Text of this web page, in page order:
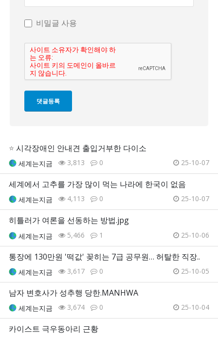
비밀글 사용
⭐ 시각장애인 안내견 출입거부한 다이소
세계는지금 3,813 0 25-10-07
세계에서 고추를 가장 많이 먹는 나라에 한국이 없음
세계는지금 4,113 0 25-10-07
히틀러가 여론을 선동하는 방법.jpg
세계는지금 5,466 1 25-10-06
통장에 130만원 '떡값' 꽂히는 7급 공무원… 허탈한 직장..
세계는지금 3,617 0 25-10-05
남자 변호사가 성추행 당한.MANHWA
세계는지금 3,674 0 25-10-04
카이스트 극우동아리 근황